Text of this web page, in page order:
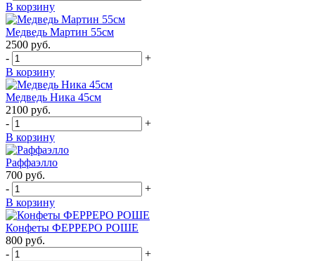
В корзину
Медведь Мартин 55см
2500 руб.
-
+
В корзину
Медведь Ника 45см
2100 руб.
-
+
В корзину
Раффаэлло
700 руб.
-
+
В корзину
Конфеты ФЕРРЕРО РОШЕ
800 руб.
-
+